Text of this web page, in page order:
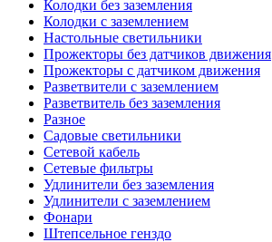
Колодки без заземления
Колодки с заземлением
Настольные светильники
Прожекторы без датчиков движения
Прожекторы с датчиком движения
Разветвители с заземлением
Разветвитель без заземления
Разное
Садовые светильники
Сетевой кабель
Сетевые фильтры
Удлинители без заземления
Удлинители с заземлением
Фонари
Штепсельное генздо